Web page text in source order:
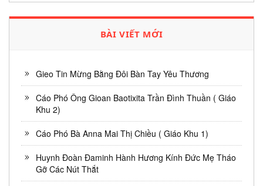
BÀI VIẾT MỚI
Gieo Tin Mừng Bằng Đôi Bàn Tay Yêu Thương
Cáo Phó Ông Gioan Baotixita Trần Đình Thuần ( Giáo
Khu 2)
Cáo Phó Bà Anna Mai Thị Chiều ( Giáo Khu 1)
Huynh Đoàn Đaminh Hành Hương Kính Đức Mẹ Tháo
Gỡ Các Nút Thắt